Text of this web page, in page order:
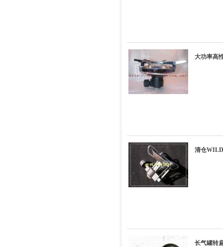
大功率高
清仓
长气罐转